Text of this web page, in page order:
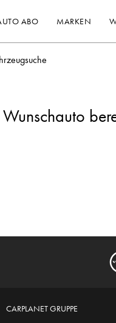
ABO MARKEN
CARPLANET GRUPPE